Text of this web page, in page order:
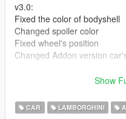
v3.0:
Fixed the color of bodyshell
Changed spoiler color
Fixed wheel's position
Changed Addon version
Changed addon pack default
Changed car's suspension.
Show
CAR LAMBORGHINI